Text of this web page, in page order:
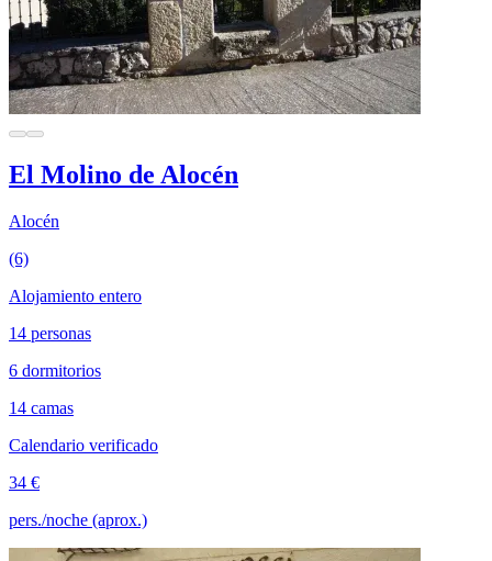
El Molino de Alocén
Alocén
(6)
Alojamiento entero
14 personas
6 dormitorios
14 camas
Calendario verificado
34 €
pers./noche (aprox.)